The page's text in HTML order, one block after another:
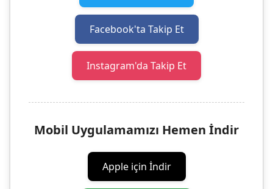
Facebook'ta Takip Et
Instagram'da Takip Et
Mobil Uygulamamızı Hemen İndir
Apple için İndir